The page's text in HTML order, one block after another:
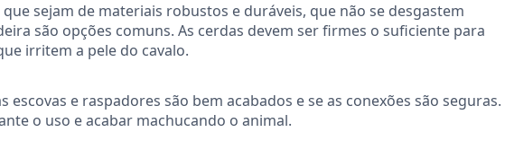
que sejam de materiais robustos e duráveis, que não se desgastem
são opções comuns. As cerdas devem ser firmes o suficiente para
irritem a pele do cavalo.
escovas e raspadores são bem acabados e se as conexões são seguras.
o uso e acabar machucando o animal.